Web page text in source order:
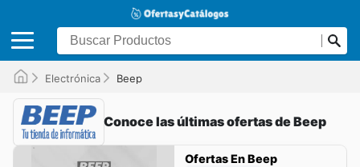
Electrónica Beep
Conoce las últimas ofertas de Beep
Ofertas En Beep